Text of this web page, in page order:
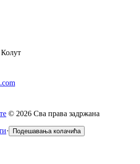
© 2026 Сва права задржана
· Подешавања колачића